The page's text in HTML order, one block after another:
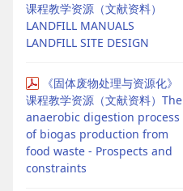
课程教学资源（文献资料）
LANDFILL MANUALS
LANDFILL SITE DESIGN
《固体废物处理与资源化》
课程教学资源（文献资料）The
anaerobic digestion process
of biogas production from
food waste - Prospects and
constraints